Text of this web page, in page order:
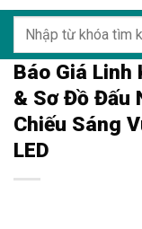
kiếm:
Báo Giá Linh
& Sơ Đồ Đấu
Chiếu Sáng
LED